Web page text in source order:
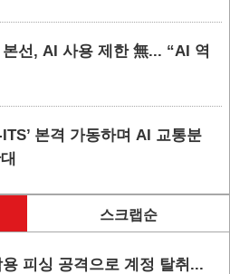
선, AI 사용 제한 無... “AI 역
본격 가동하며 AI 교통분
스크랩순
피싱 공격으로 계정 탈취...